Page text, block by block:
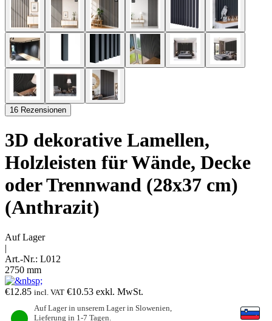
16 Rezensionen
3D dekorative Lamellen,
Holzleisten für Wände, Decke
oder Trennwand (28x37 cm)
(Anthrazit)
Auf Lager
|
Art.-Nr.: L012
2750 mm
€12.85 incl. VAT €10.53 exkl. MwSt.
Auf Lager in unserem Lager in Slowenien,
Lieferung in 1-7 Tagen.